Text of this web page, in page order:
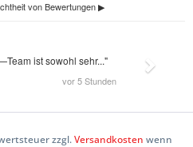
zzgl.Versandkosten wenn